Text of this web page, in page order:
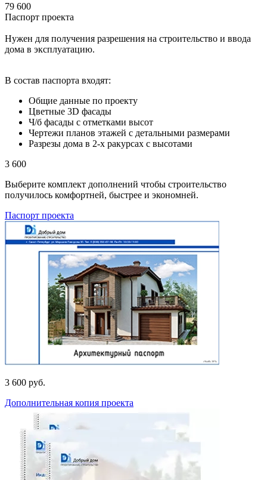
79 600
Паспорт проекта
Нужен для получения разрешения на строительство и ввода
дома в эксплуатацию.
В состав паспорта входят:
Общие данные по проекту
Цветные 3D фасады
Ч/б фасады с отметками высот
Чертежи планов этажей с детальными размерами
Разрезы дома в 2-х ракурсах с высотами
3 600
Выберите комплект дополнений чтобы строительство
получилось комфортней, быстрее и экономней.
Паспорт проекта
3 600 руб.
Дополнительная копия проекта